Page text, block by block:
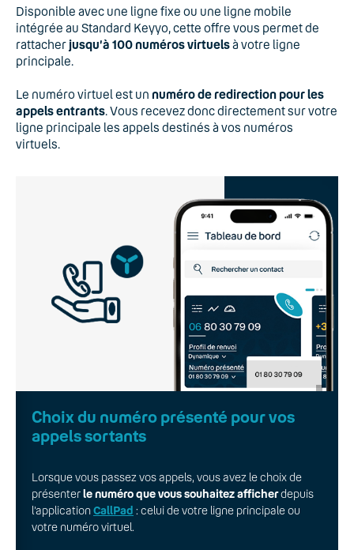
Disponible avec une ligne fixe ou une ligne mobile
intégrée au Standard Keyyo, cette offre vous permet de
rattacherjusqu’à 100 numéros virtuelsà votre ligne
principale.
Le numéro virtuel est un numéro de redirection pour les
appels entrants. Vous recevez donc directement sur votre
ligne principale les appels destinés à vos numéros
virtuels.
Choix du numéro présenté pour vos
appels sortants
Lorsque vous passez vos appels, vous avez le choix de
présenterle numéro que vous souhaitez afficherdepuis
l’applicationCallPad : celui de votre ligne principale ou
votre numéro virtuel.